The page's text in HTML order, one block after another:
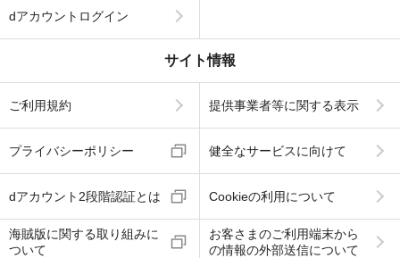
dアカウントログイン
サイト情報
ご利用規約 提供事業者等に関する表示
プライバシーポリシー 健全なサービスに向けて
dアカウント2段階認証とは Cookieの利用について
海賊版に関する取り組みに
ついて
お客さまのご利用端末から
の情報の外部送信について